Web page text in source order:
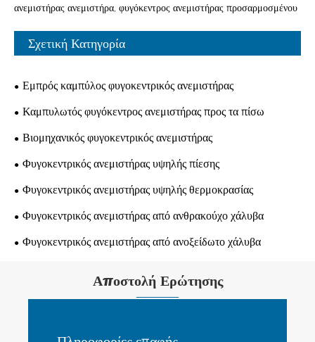
ανεμιστήρας ανεμιστήρα, φυγόκεντρος ανεμιστήρας προσαρμοσμένου
Σχετική Κατηγορία
Εμπρός καμπύλος φυγοκεντρικός ανεμιστήρας
Καμπυλωτός φυγόκεντρος ανεμιστήρας προς τα πίσω
Βιομηχανικός φυγοκεντρικός ανεμιστήρας
Φυγοκεντρικός ανεμιστήρας υψηλής πίεσης
Φυγοκεντρικός ανεμιστήρας υψηλής θερμοκρασίας
Φυγοκεντρικός ανεμιστήρας από ανθρακούχο χάλυβα
Φυγοκεντρικός ανεμιστήρας από ανοξείδωτο χάλυβα
Αποστολή Ερώτησης